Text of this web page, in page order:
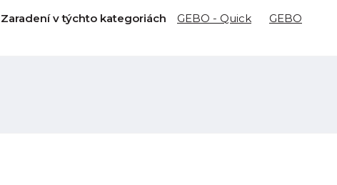
Zaradení v týchto kategoriách GEBO - Quick GEBO